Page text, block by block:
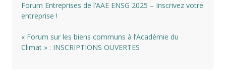
Forum Entreprises de l’AAE ENSG 2025 – Inscrivez votre
entreprise !
« Forum sur les biens communs à l’Académie du
Climat » : INSCRIPTIONS OUVERTES